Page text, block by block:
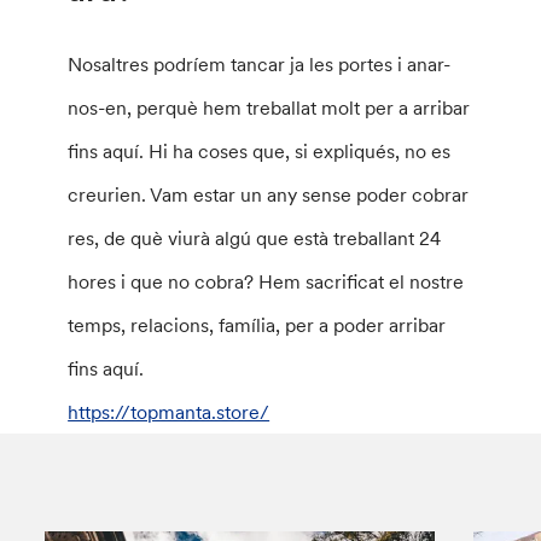
Nosaltres podríem tancar ja les portes i anar-
nos-en, perquè hem treballat molt per a arribar
fins aquí. Hi ha coses que, si expliqués, no es
creurien. Vam estar un any sense poder cobrar
res, de què viurà algú que està treballant 24
hores i que no cobra? Hem sacrificat el nostre
temps, relacions, família, per a poder arribar
fins aquí.
https://topmanta.store/